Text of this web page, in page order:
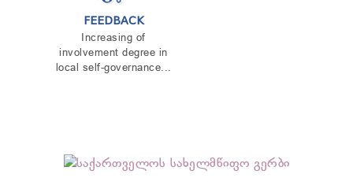
FEEDBACK
Increasing of
involvement degree in
local self-governance...